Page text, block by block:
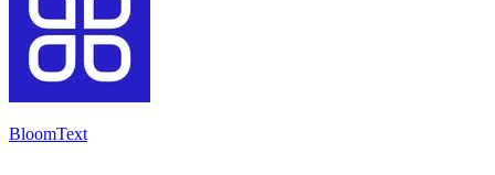
BloomText